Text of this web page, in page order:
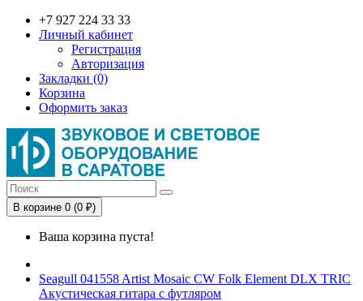
+7 927 224 33 33
Личный кабинет
Регистрация
Авторизация
Закладки (0)
Корзина
Оформить заказ
В корзине 0 (0 ₽)
Ваша корзина пуста!
Seagull 041558 Artist Mosaic CW Folk Element DLX TRIC
Акустическая гитара с футляром